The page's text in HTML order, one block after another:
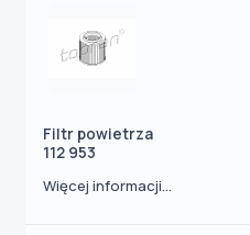
Filtr powietrza
112 953
Więcej informacji...